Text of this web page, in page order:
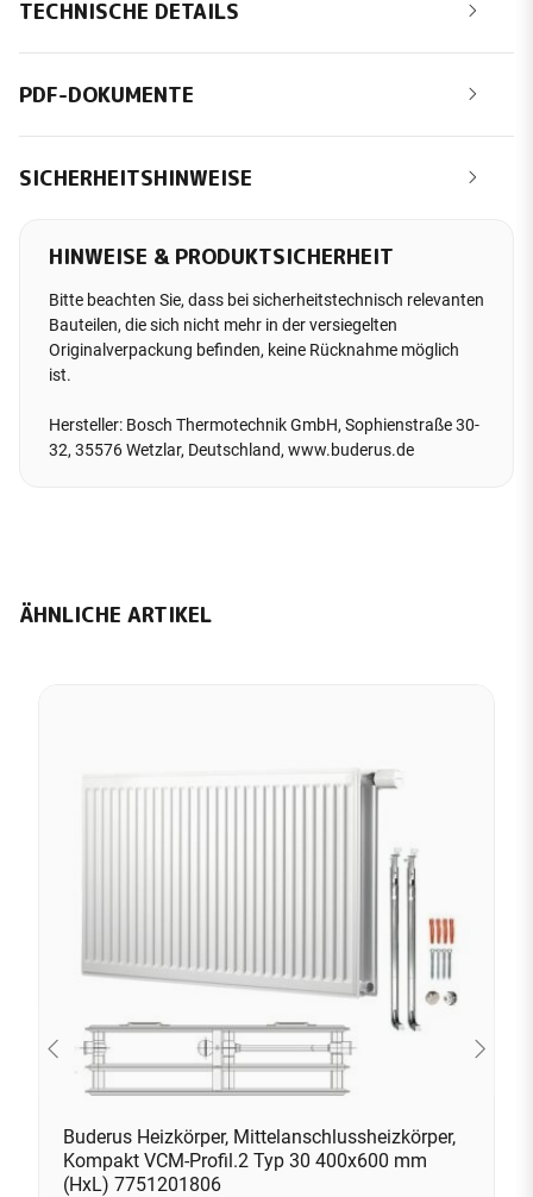
TECHNISCHE DETAILS
PDF-DOKUMENTE
SICHERHEITSHINWEISE
HINWEISE & PRODUKTSICHERHEIT
Bitte beachten Sie, dass bei sicherheitstechnisch relevanten
Bauteilen, die sich nicht mehr in der versiegelten
Originalverpackung befinden, keine Rücknahme möglich
ist.
Hersteller: Bosch Thermotechnik GmbH, Sophienstraße 30-
32, 35576 Wetzlar, Deutschland, www.buderus.de
ÄHNLICHE ARTIKEL
Buderus Heizkörper, Mittelanschlussheizkörper,
Kompakt VCM-Profil.2 Typ 30 400x600 mm
(HxL) 7751201806